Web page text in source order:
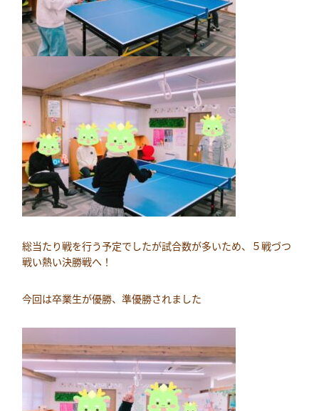
総当たり戦を行う予定でしたが試合数が多いため、５戦づつ
戦い熱い決勝戦へ！
今回は卒業生が優勝、準優勝されました